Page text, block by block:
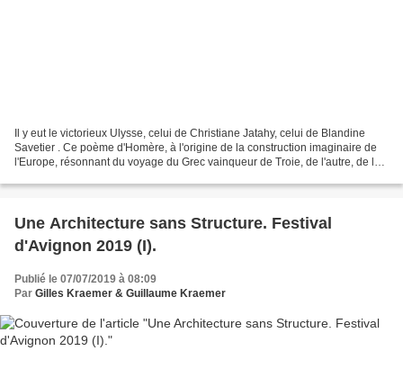
Il y eut le victorieux Ulysse, celui de Christiane Jatahy, celui de Blandine
Savetier . Ce poème d'Homère, à l'origine de la construction imaginaire de
l'Europe, résonnant du voyage du Grec vainqueur de Troie, de l'autre, de la
Une Architecture sans Structure. Festival
d'Avignon 2019 (I).
Publié le 07/07/2019 à 08:09
Par Gilles Kraemer & Guillaume Kraemer